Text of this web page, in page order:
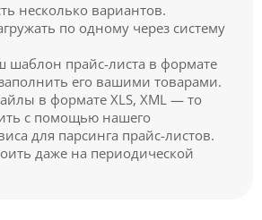
несколько вариантов.
по одному через систему
шаблон прайс-листа в формате
его вашими товарами.
в формате XLS, XML — то
с помощью нашего
для парсинга прайс-листов.
даже на периодической